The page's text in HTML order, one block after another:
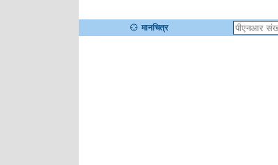
मानचित्र